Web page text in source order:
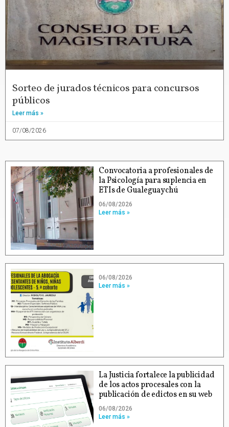
Sorteo de jurados técnicos para concursos
públicos
Leer más »
07/08/2026
Convocatoria a profesionales de
la Psicología para suplencia en
ETIs de Gualeguaychú
06/08/2026
Leer más »
06/08/2026
Leer más »
La Justicia fortalece la publicidad
de los actos procesales con la
publicación de edictos en su web
06/08/2026
Leer más »